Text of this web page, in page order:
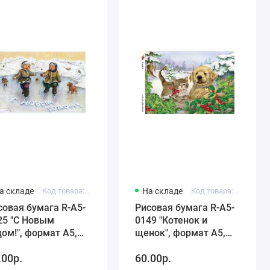
складе Код товара: R-A5-0125
бумага R-A5-
"С Новым
формат А5,
На складе Код товара: R-A5-0149
Рисовая бумага R-A5-
0149 "Котенок и
щенок", формат А5,
60.00р.